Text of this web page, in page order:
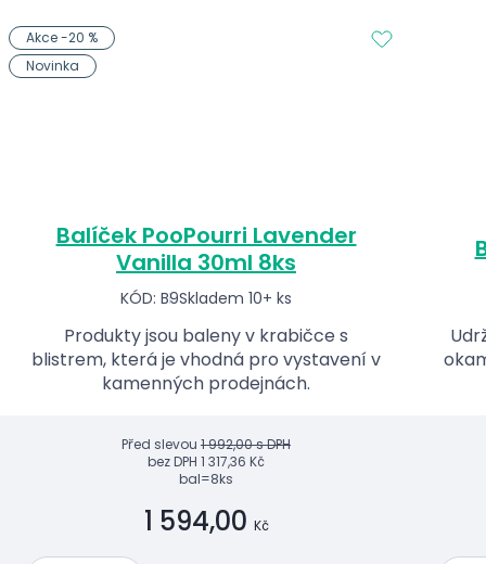
Balíček PooPourri Lavender
Vanilla 30ml 8ks
KÓD: B9Skladem 10+ ks
Produkty jsou baleny v krabičce s
blistrem, která je vhodná pro vystavení v
kamenných prodejnách.
Před slevou 1 992,00 s DPH
bez DPH 1 317,36 Kč
bal=8ks
1 594,00 Kč
Akce -20 %
Novinka